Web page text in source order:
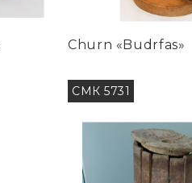
Churn «Budrfas»
СМК 5731